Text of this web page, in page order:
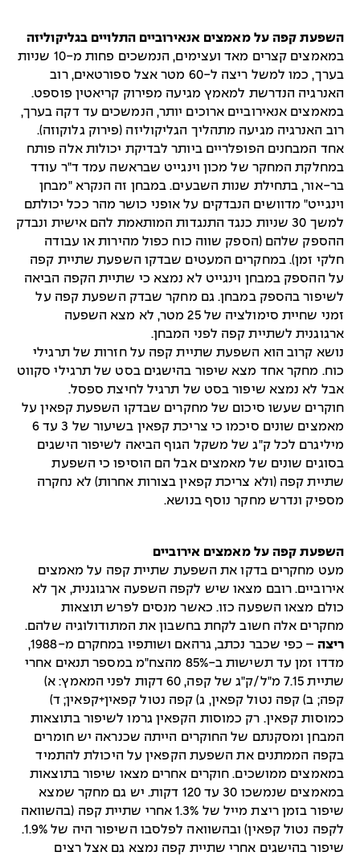
השפעת קפה על מאמצים אנאירוביים התלויים בגליקוליזה
במאמצים קצרים מאד ועצימים, הנמשכים פחות מ-10 שניות
בערך, כמו למשל ריצה ל-60 מטר אצל ספורטאים, רוב
האנרגיה הנדרשת למאמץ מגיעה מפירוק קריאטין פוספט.
במאמצים אנאירוביים ארוכים יותר, הנמשכים עד דקה בערך,
רוב האנרגיה מגיעה מתהליך הגליקוליזה (פירוק גלוקוזה).
אחד המבחנים הפופלריים ביותר לבדיקת יכולות אלה פותח
במחלקת המחקר של מכון וינגייט שבראשה עמד ד"ר עודד
בר-אור, בתחילת שנות השבעים. במבחן זה הנקרא "מבחן
וינגייט" מדוושים הנבדקים על אופני כושר מהר ככל יכולתם
למשך 30 שניות כנגד התנגדות המותאמת להם אישית ונבדק
ההספק שלהם (הספק שווה כוח כפול מהירות או עבודה
חלקי זמן). במחקרים המעטים שבדקו השפעת שתיית קפה
על ההספק במבחן וינגייט לא נמצא כי שתיית הקפה הביאה
לשיפור בהספק במבחן. גם מחקר שבדק השפעת קפה על
זמני שחיית סימולציה של 25 מטר, לא מצא השפעה
ארגוגנית לשתיית קפה לפני המבחן.
נושא קרוב הוא השפעת שתיית קפה על חזרות של תרגילי
כוח. מחקר אחד מצא שיפור בהישגים בסט של תרגילי סקווט
אבל לא נמצא שיפור בסט של תרגיל לחיצת ספסל.
חוקרים שעשו סיכום של מחקרים שבדקו השפעת קפאין על
מאמצים שונים סיכמו כי צריכת קפאין בשיעור של 3 עד 6
מיליגרם לכל ק"ג של משקל הגוף הביאה לשיפור הישגים
בסוגים שונים של מאמצים אבל הם הוסיפו כי השפעת
שתיית קפה (ולא צריכת קפאין בצורות אחרות) לא נחקרה
מספיק ונדרש מחקר נוסף בנושא.
השפעת קפה על מאמצים אירוביים
מעט מחקרים בדקו את השפעת שתיית קפה על מאמצים
אירוביים. רובם מצאו שיש לקפה השפעה ארגוגנית, אך לא
כולם מצאו השפעה כזו. כאשר מנסים לפרש תוצאות
מחקרים אלה חשוב לקחת בחשבון את המתודולוגיה שלהם.
ריצה
– כפי שכבר נכתב, גרהאם ושותפיו במחקרם מ-1988,
מדדו זמן עד תשישות ב-85% מהצח"מ במספר תנאים אחרי
שתיית 7.15 מ"ל/ק"ג של קפה, 60 דקות לפני המאמץ: א)
קפה; ב) קפה נטול קפאין, ג) קפה נטול קפאין+קפאין; ד)
כמוסות קפאין. רק כמוסות הקפאין גרמו לשיפור בתוצאות
המבחן ומסקנתם של החוקרים הייתה שכנראה יש חומרים
בקפה הממתנים את השפעת הקפאין על היכולת להתמיד
במאמצים ממושכים. חוקרים אחרים מצאו שיפור בתוצאות
במאמצים שנמשכו 30 עד 120 דקות. יש גם מחקר שמצא
שיפור בזמן ריצת מייל של 1.3% אחרי שתיית קפה (בהשוואה
לקפה נטול קפאין) ובהשוואה לפלסבו השיפור היה של 1.9%.
שיפור בהישגים אחרי שתיית קפה נמצא גם אצל רצים